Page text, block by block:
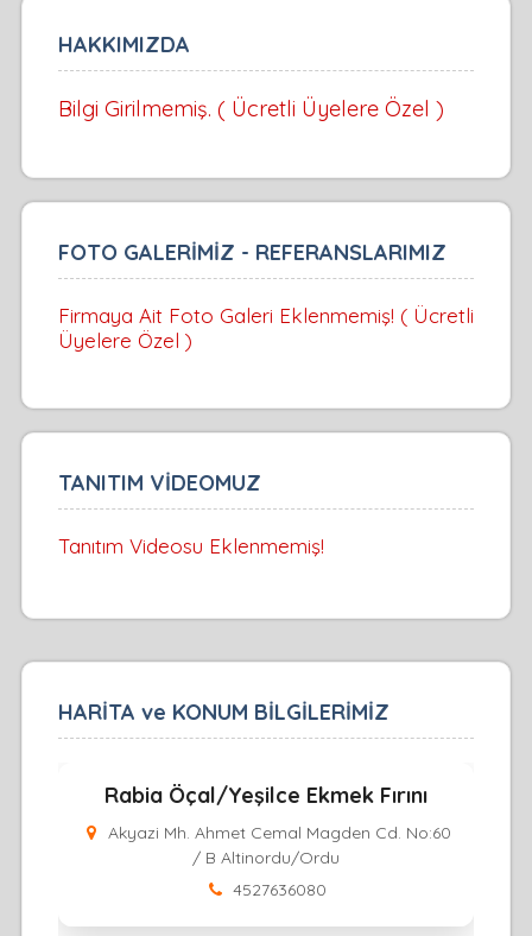
HAKKIMIZDA
Bilgi Girilmemiş. ( Ücretli Üyelere Özel )
FOTO GALERİMİZ - REFERANSLARIMIZ
Firmaya Ait Foto Galeri Eklenmemiş! ( Ücretli
Üyelere Özel )
TANITIM VİDEOMUZ
Tanıtım Videosu Eklenmemiş!
HARİTA ve KONUM BİLGİLERİMİZ
Rabia Öçal/Yeşilce Ekmek Fırını
Akyazi Mh. Ahmet Cemal Magden Cd. No:60
/ B Altinordu/Ordu
4527636080